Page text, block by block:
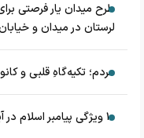
طرح میدان یار فرصتی
لرستان در میدان و
مردم؛ تکیه‌گاهِ قلبی و
۱۰ ویژگی پیامبر اسلام در آیه ۱۵۷ سوره اعراف